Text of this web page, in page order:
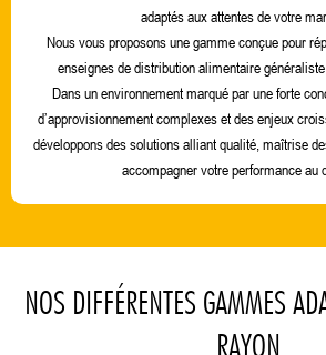
adaptés aux attentes de votre
Nous vous proposons une gamme conçue pour
enseignes de distribution alimentaire
Dans un environnement marqué par une forte
d’approvisionnement complexes et des enjeux
développons des solutions alliant qualité, maîtrise
accompagner votre performance au
NOS DIFFÉRENTES GAMMES
RAYON